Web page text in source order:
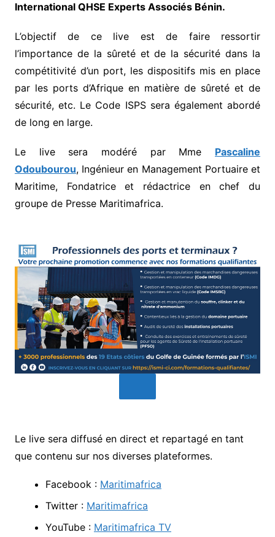
International QHSE Experts Associés Bénin.
L’objectif de ce live est de faire ressortir
l’importance de la sûreté et de la sécurité dans la
compétitivité d’un port, les dispositifs mis en place
par les ports d’Afrique en matière de sûreté et de
sécurité, etc. Le Code ISPS sera également abordé
de long en large.
Le live sera modéré par Mme Pascaline
Odoubourou, Ingénieur en Management Portuaire et
Maritime, Fondatrice et rédactrice en chef du
groupe de Presse Maritimafrica.
Le live sera diffusé en direct et repartagé en tant
que contenu sur nos diverses plateformes.
Facebook : Maritimafrica
Twitter : Maritimafrica
YouTube : Maritimafrica TV